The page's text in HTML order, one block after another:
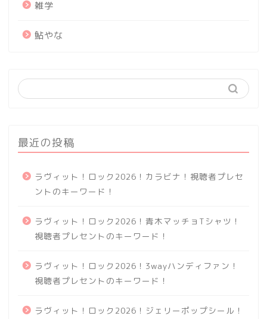
雑学
鮎やな
最近の投稿
ラヴィット！ロック2026！カラビナ！視聴者プレセ
ントのキーワード！
ラヴィット！ロック2026！青木マッチョTシャツ！
視聴者プレセントのキーワード！
ラヴィット！ロック2026！3wayハンディファン！
視聴者プレセントのキーワード！
ラヴィット！ロック2026！ジェリーポップシール！